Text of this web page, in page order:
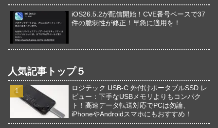
iOS26.5.2が配信開始！CVE番号ベースで37
件の脆弱性が修正！早急に適用を！
人気記事トップ５
ロジテック USB-C 外付けポータブルSSD レ
ビュー：下手なUSBメモリよりもコンパク
ト！高速データ転送対応でPCは勿論、
iPhoneやAndroidスマホにもおすすめ！